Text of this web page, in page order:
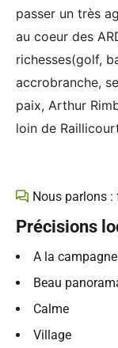
passer un très
au coeur des
richesses(golf,
accrobranche,
paix, Arthur
loin de
Nous parlons
Précisions
A la campagne
Beau
Calme
Village